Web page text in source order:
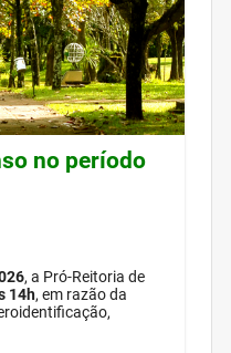
no período
, a Pró-Reitoria de
14h, em razão da